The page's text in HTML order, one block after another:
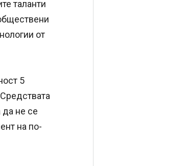
таланти
от
5
не се
на по-